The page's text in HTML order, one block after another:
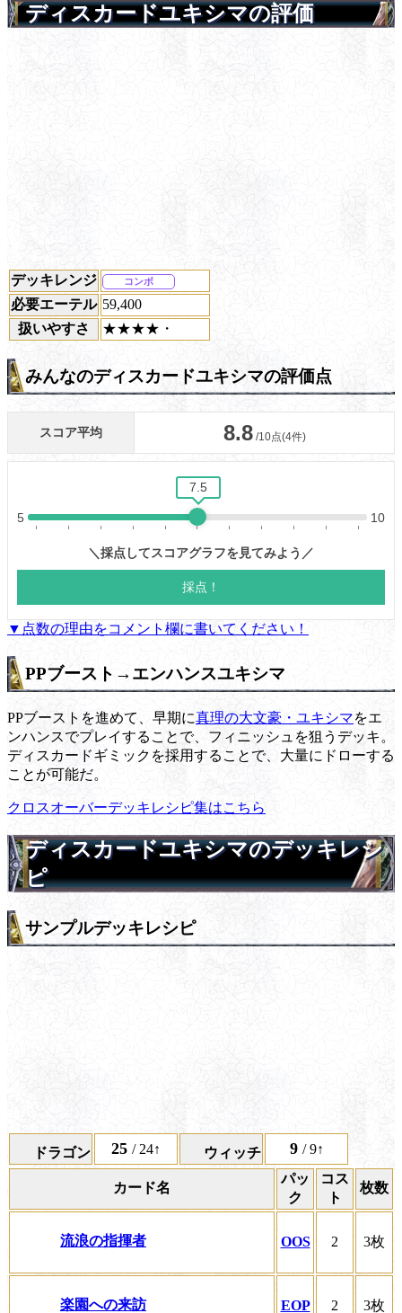
ディスカードユキシマの評価
デッキレンジ コンボ
必要エーテル 59,400
扱いやすさ
★★★★・
みんなのディスカードユキシマの評価点
▼点数の理由をコメント欄に書いてください！
PPブースト→エンハンスユキシマ
PPブーストを進めて、早期に真理の大文豪・ユキシマをエ
ンハンスでプレイすることで、フィニッシュを狙うデッキ。
ディスカードギミックを採用することで、大量にドローする
ことが可能だ。
クロスオーバーデッキレシピ集はこちら
ディスカードユキシマのデッキレシ
ピ
サンプルデッキレシピ
ドラゴン 25 / 24↑ ウィッチ 9 / 9↑
カード名
パッ
ク
コス
ト
枚数
流浪の指揮者 OOS 2 3枚
楽園への来訪 EOP 2 3枚